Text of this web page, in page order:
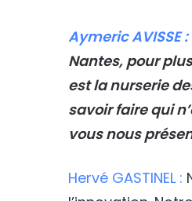
Aymeric AVISSE :
Nantes, pour
est la nurserie
savoir faire qui
vous nous
Hervé GASTINEL :